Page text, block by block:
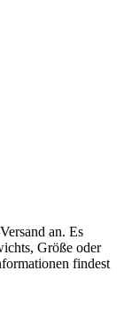
an. Es
Größe oder
findest